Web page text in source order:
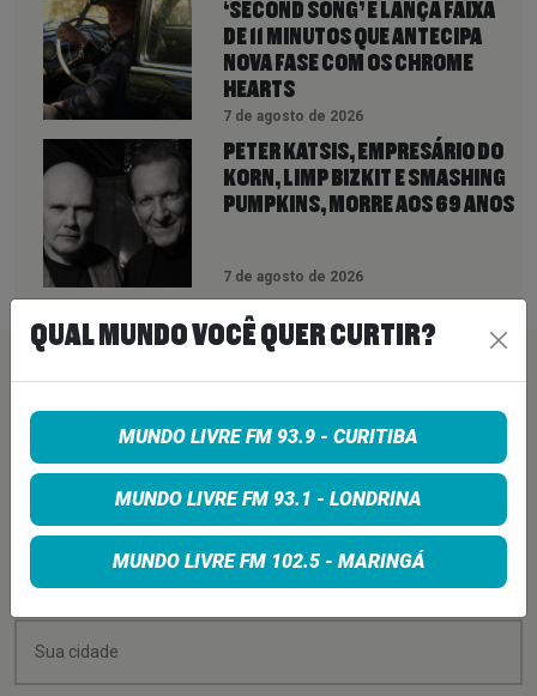
‘SECOND SONG’ E LANÇA FAIXA
DE 11 MINUTOS QUE ANTECIPA
NOVA FASE COM OS CHROME
HEARTS
7 de agosto de 2026
PETER KATSIS, EMPRESÁRIO DO
KORN, LIMP BIZKIT E SMASHING
PUMPKINS, MORRE AOS 69 ANOS
7 de agosto de 2026
PEÇA SUA MÚSICA
Quer sugerir uma música para rolar na minha
programação? É só preencher os campos abaixo:
QUAL MUNDO VOCÊ QUER CURTIR?
MUNDO LIVRE FM 93.9 - CURITIBA
MUNDO LIVRE FM 93.1 - LONDRINA
MUNDO LIVRE FM 102.5 - MARINGÁ